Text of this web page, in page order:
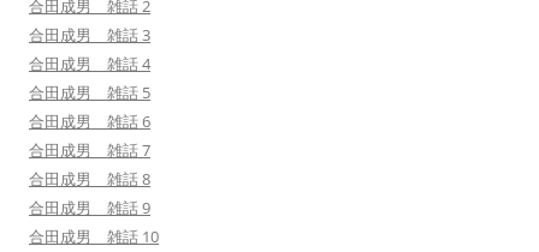
合田成男 雑話 2
合田成男 雑話 3
合田成男 雑話 4
合田成男 雑話 5
合田成男 雑話 6
合田成男 雑話 7
合田成男 雑話 8
合田成男 雑話 9
合田成男 雑話 10